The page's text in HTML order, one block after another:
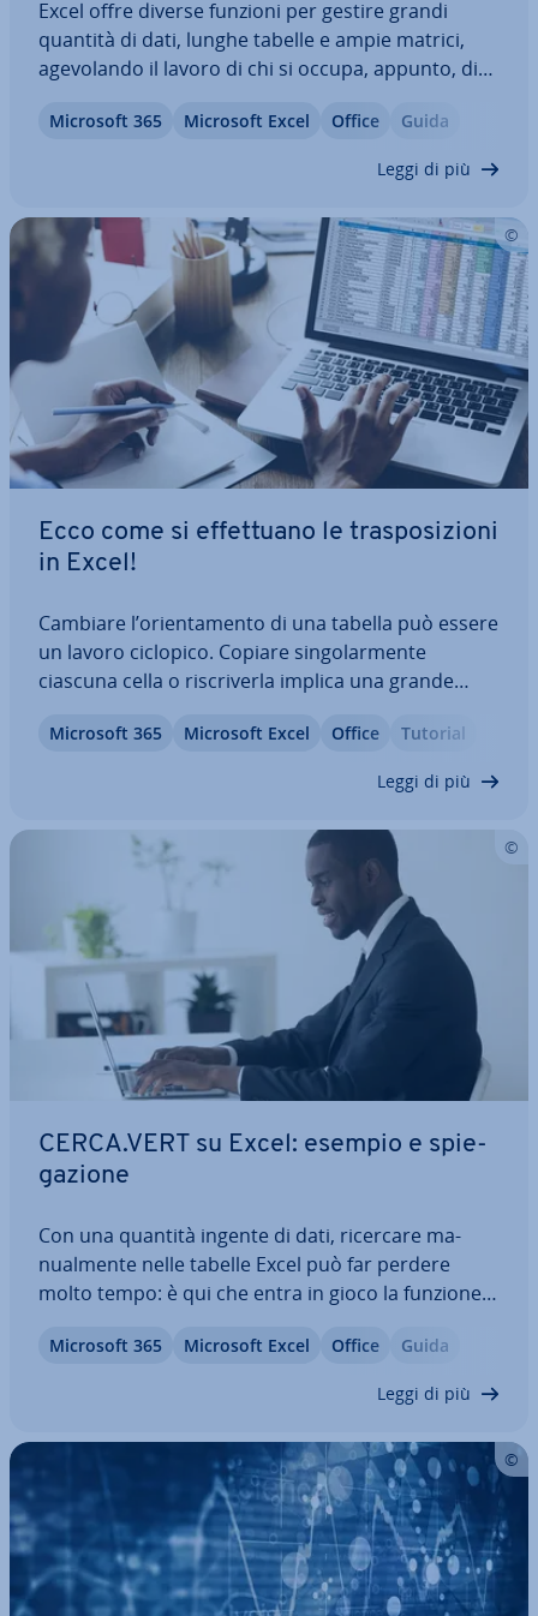
Excel offre diverse funzioni per gestire grandi
quantità di dati, lunghe tabelle e ampie matrici,
age­vo­lan­do il lavoro di chi si occupa, appunto, di
funzione CONFRONTA di Excel si può usare, ad
Microsoft 365 Microsoft Excel Office Guida
Leggi di più
Ecco come si ef­fet­tua­no le tra­spo­si­zio­ni
in Excel!
Cambiare l’orien­ta­men­to di una tabella può essere
un lavoro ciclopico. Copiare sin­go­lar­men­te
ciascuna cella o ri­scri­ver­la implica una grande
possono essere trasposti. Ciò consente di tra­sfor­
Microsoft 365 Microsoft Excel Office Tutorial
Leggi di più
CERCA.VERT su Excel: esempio e spie­
ga­zio­ne
Con una quantità ingente di dati, ricercare ma­
nual­men­te nelle tabelle Excel può far perdere
molto tempo: è qui che entra in gioco la funzione
den­te per il criterio di ricerca richiesto. Ti spie­ghia­
Microsoft 365 Microsoft Excel Office Guida
Leggi di più